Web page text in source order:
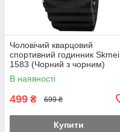
Чоловічий кварцовий
спортивний годинник Skmei
1583 (Чорний з чорним)
В наявності
499 ₴ 699 ₴
Купити